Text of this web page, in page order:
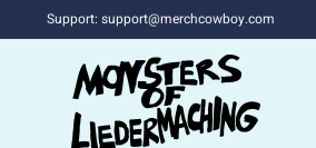
Support: support@merchcowboy.com